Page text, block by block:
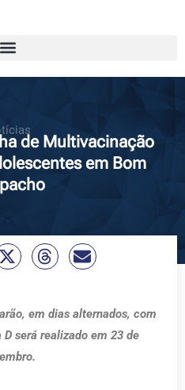
de Multivacinação
em Bom
em dias alternados, com
será realizado em 23 de